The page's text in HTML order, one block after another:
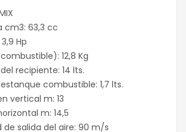
cm3: 63,3 cc
Hp
12,8 Kg
recipiente: 14 lts.
combustible: 1,7 lts.
vertical m: 13
m: 14,5
de salida del aire: 90 m/s